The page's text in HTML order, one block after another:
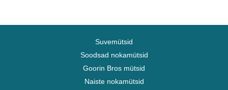
Suvemütsid
Soodsad nokamütsid
Goorin Bros mütsid
Naiste nokamütsid